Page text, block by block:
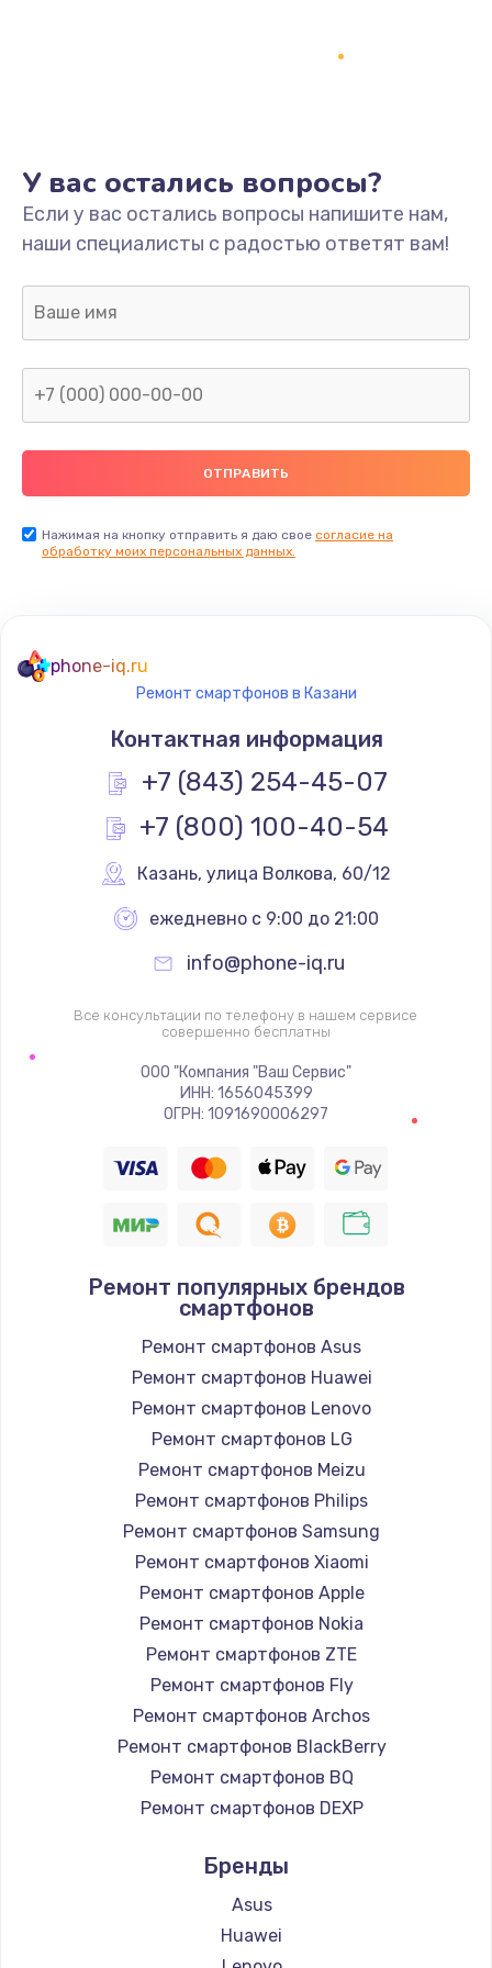
1550 руб.
Заказать
Заказать
Замена звуковой карты
1600 руб.
Заказать
1560 руб.
1800 руб.
Замена тачпада
1660 руб.
Заказать
Замена контроллера питания
Заказать
Настройка Wi-Fi
1530 руб.
Заказать
Ремонт петель крышки
Заказать
Замена вебкамеры
1740 руб.
Заказать
Установка драйверов
1225 руб.
Заказать
Замена жесткого диска
1250 руб.
Заказать
Ремонт цепей питания
3000 руб.
Заказать
Замена видеокарты
Заказать
1745 руб.
У вас остались вопросы?
Если у вас остались вопросы напишите нам,
наши специалисты с радостью ответят вам!
Нажимая на кнопку отправить я даю свое согласие на
обработку моих персональных данных.
phone-iq.ru
Ремонт смартфонов в Казани
Контактная информация
+7 (843) 254-45-07
+7 (800) 100-40-54
Казань, улица Волкова, 60/12
ежедневно с 9:00 до 21:00
info@phone-iq.ru
Все консультации по телефону в нашем сервисе
совершенно бесплатны
ООО "Компания "Ваш Сервис"
ИНН: 1656045399
ОГРН: 1091690006297
Ремонт популярных брендов
смартфонов
Ремонт смартфонов Asus
Ремонт смартфонов Huawei
Ремонт смартфонов Lenovo
Ремонт смартфонов LG
Ремонт смартфонов Meizu
Ремонт смартфонов Philips
Ремонт смартфонов Samsung
Ремонт смартфонов Xiaomi
Ремонт смартфонов Apple
Ремонт смартфонов Nokia
Ремонт смартфонов ZTE
Ремонт смартфонов Fly
Ремонт смартфонов Archos
Ремонт смартфонов BlackBerry
Ремонт смартфонов BQ
Ремонт смартфонов DEXP
Ремонт смартфонов Ginzzu
Ремонт смартфонов Highscreen
Ремонт смартфонов Irbis
Ремонт смартфонов Kyocera
Бренды
Asus
Huawei